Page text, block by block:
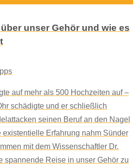
unser Gehör und wie es
auf mehr als 500 Hochzeiten auf –
schädigte und er schließlich
seinen Beruf an den Nagel
existentielle Erfahrung nahm Sünder
mit dem Wissenschaftler Dr.
spannende Reise in unser Gehör zu